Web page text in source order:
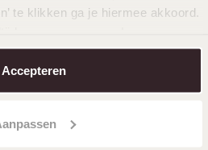
te klikken ga je hiermee akkoord.
.
Accepteren
bangle goldplated
24